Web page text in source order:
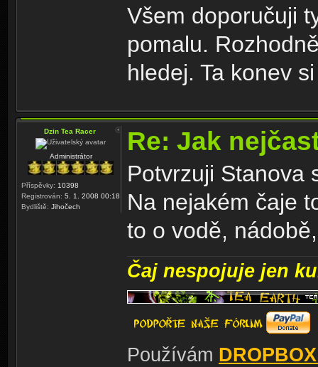
Všem doporučuji
pomalu.
hledej. Ta konev
Dzin Tea Racer
Administrátor
Příspěvky: 10398
Registrován: 5. 1. 2008 00:18
Bydliště: Jihočech
Re: Jak
Potvrzuji Stanova
Na nejakém čaje
to o vodě,
Čaj nespojuje jen
Používám